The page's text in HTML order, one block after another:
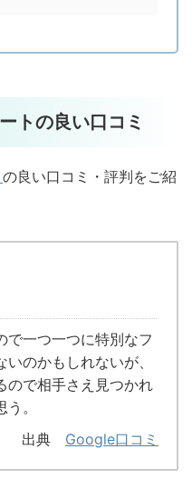
トの良い口コミ
の良い口コミ・評判をご紹
で一つ一つに特別なフ
のかもしれないが、
ので相手さえ見つかれ
。
出典 Google口コミ